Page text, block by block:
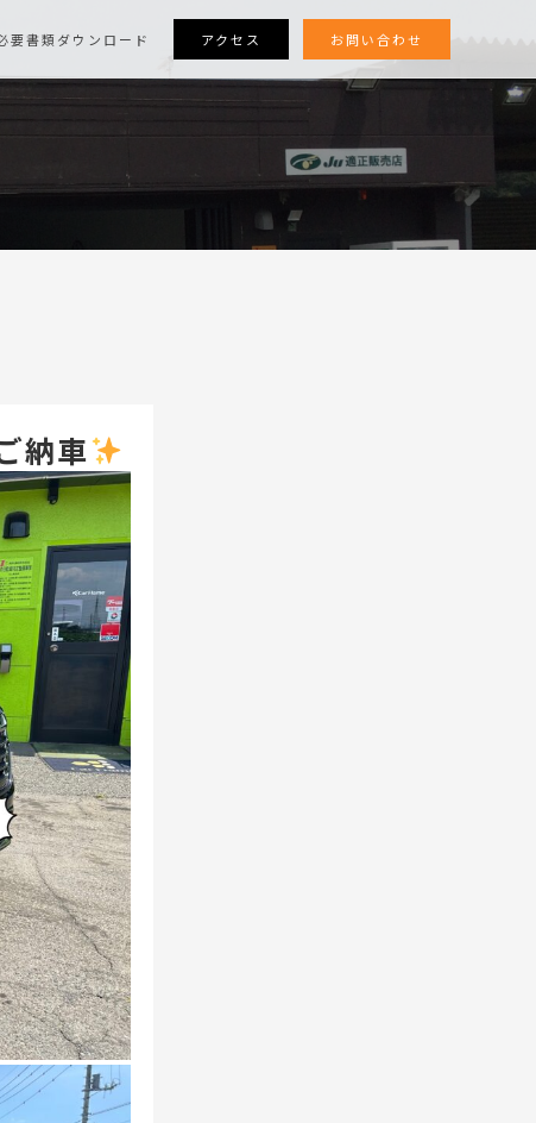
要書類ダウンロード アクセス お問い合わせ
納車